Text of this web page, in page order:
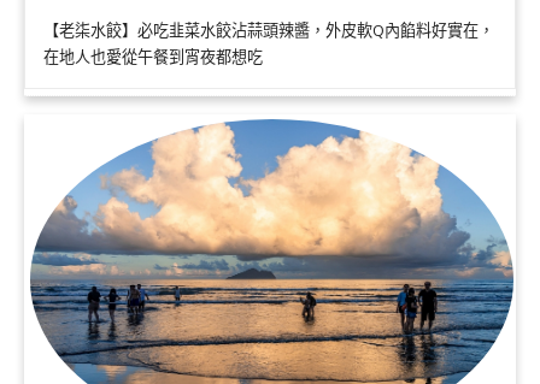
【老柒水餃】必吃韭菜水餃沾蒜頭辣醬，外皮軟Q內餡料好實在，
在地人也愛從午餐到宵夜都想吃